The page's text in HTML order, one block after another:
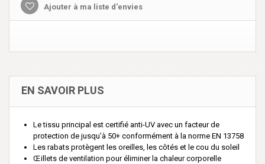
Ajouter à ma liste d'envies
EN SAVOIR PLUS
Le tissu principal est certifié anti-UV avec un facteur de
protection de jusqu’à 50+ conformément à la norme EN 13758
Les rabats protègent les oreilles, les côtés et le cou du soleil
Œillets de ventilation pour éliminer la chaleur corporelle